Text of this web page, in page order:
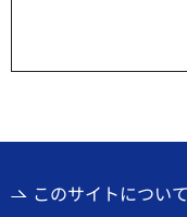
このサイトについて